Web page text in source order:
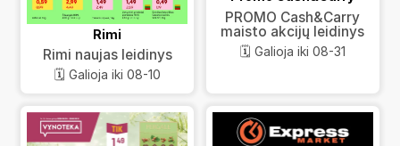
Rimi
Rimi naujas leidinys
🗓️ Galioja iki 08-10
PROMO Cash&Carry
maisto akcijų leidinys
🗓️ Galioja iki 08-31